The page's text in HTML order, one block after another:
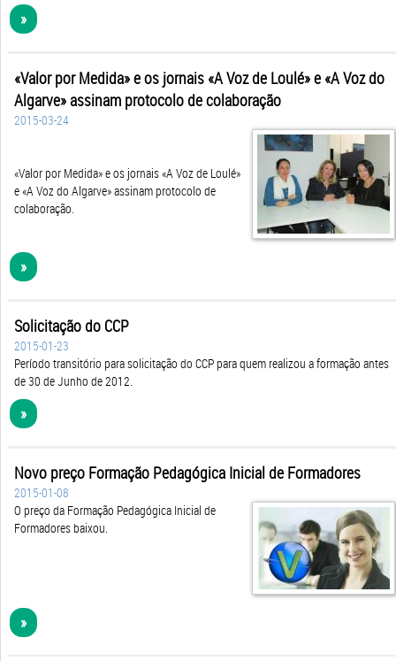
»
«Valor por Medida» e os jornais «A Voz de Loulé» e «A Voz do
Algarve» assinam protocolo de colaboração
2015-03-24
«Valor por Medida» e os jornais «A Voz de Loulé»
e «A Voz do Algarve» assinam protocolo de
colaboração.
»
Solicitação do CCP
2015-01-23
Período transitório para solicitação do CCP para quem realizou a formação antes
de 30 de Junho de 2012.
»
Novo preço Formação Pedagógica Inicial de Formadores
2015-01-08
O preço da Formação Pedagógica Inicial de
Formadores baixou.
»